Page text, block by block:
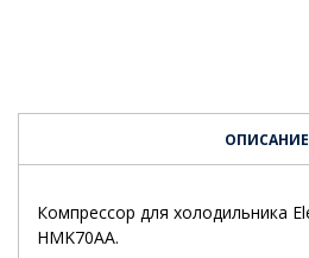
ОПИСАНИЕ
Компрессор для холодильника
HMK70AA.